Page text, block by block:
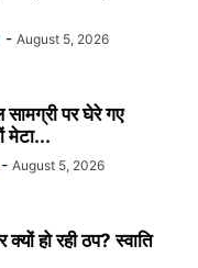
- August 5, 2026
पर घेरे गए
मेटा...
- August 5, 2026
हो रही ठप? स्वाति